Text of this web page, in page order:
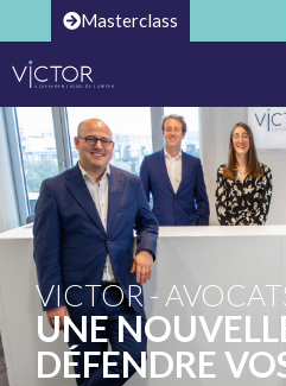
Masterclass
VICTOR -
UNE
DÉFENDRE